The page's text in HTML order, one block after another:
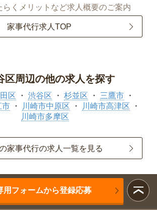
らくメリットなど求人概要のご案内
家事代行求人TOP
区周辺の他の求人を探す
区 渋谷区 杉並区
三鷹市
市 川崎市中原区
川崎市高津区
川崎市多摩区
家事代行の求人一覧を見る
用フォームから登録応募